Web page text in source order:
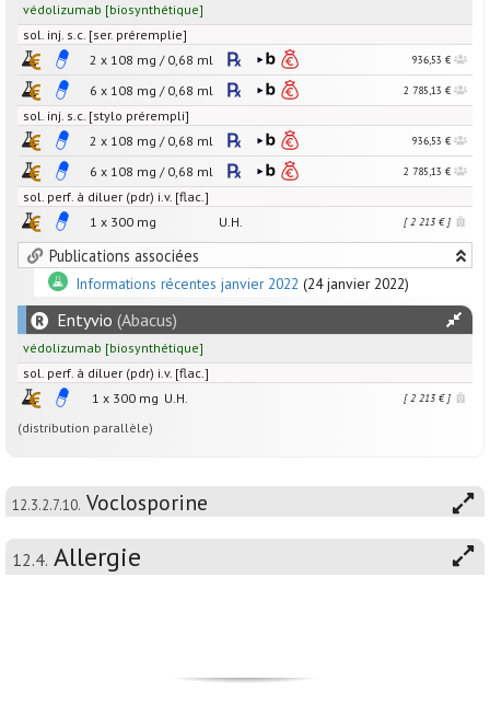
védolizumab [biosynthétique]
sol. inj. s.c. [ser. préremplie]
2 x 108 mg / 0,68 ml 936,53 €
6 x 108 mg / 0,68 ml 2 785,13 €
sol. inj. s.c. [stylo prérempli]
2 x 108 mg / 0,68 ml 936,53 €
6 x 108 mg / 0,68 ml 2 785,13 €
sol. perf. à diluer (pdr) i.v. [flac.]
1 x 300 mg U.H. [ 2 213 € ]
Publications associées
Informations récentes janvier 2022 (24 janvier 2022)
Entyvio (Abacus)
védolizumab [biosynthétique]
sol. perf. à diluer (pdr) i.v. [flac.]
1 x 300 mg U.H. [ 2 213 € ]
(distribution parallèle)
12.3.2.7.10. Voclosporine
12.4. Allergie